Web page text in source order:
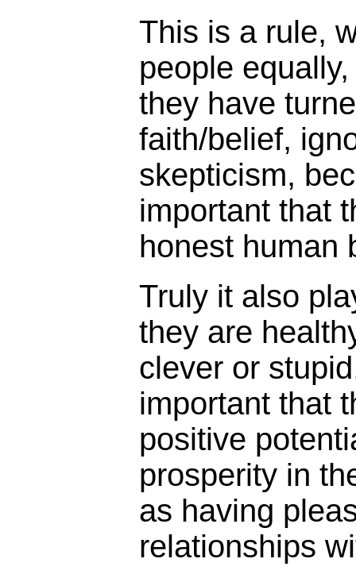
This is a rule,
people
they have
faith/belief,
skepticism,
important that
honest human
Truly it also
they are
clever or
important that
positive
prosperity in
as having
relationships